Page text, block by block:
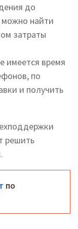
до
можно найти
затраты
имеется время
по
и получить
решить
по